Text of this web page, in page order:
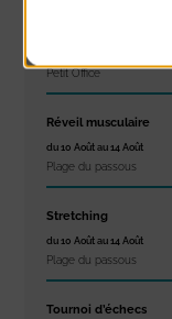
Petit Office
Réveil musculaire
du 10 Août au 14 Août
Plage du passous
Stretching
du 10 Août au 14 Août
Plage du passous
Tournoi d’échecs